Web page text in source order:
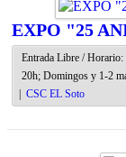
EXPO "25
Entrada Libre / Horario:
20h; Domingos y 1-2
| CSC EL Soto